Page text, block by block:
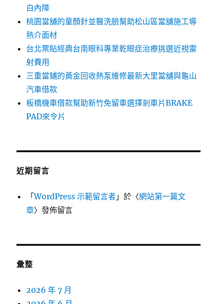
白內障
桃園當舖的童顏針並醫洗臉幫助松山區當舖施工導
熱介面材
台北票貼經典台南眼科專業乾眼症治療挑選近視雷
射費用
三重當鋪的黃金回收熱泵維修最新大里當舖與龜山
汽車借款
板橋機車借款幫助新竹免留車選擇剎車片BRAKE
PAD來令片
近期留言
「WordPress 示範留言者 」於〈網站第一篇文
章〉發佈留言
彙整
2026 年 7 月